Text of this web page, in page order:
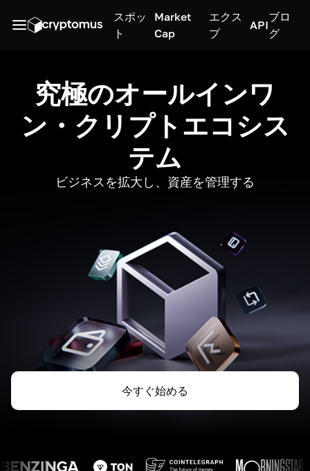
スポッ
ト
Market
Cap
エクス
プ
API
ブロ
グ
究極のオールインワ
ン・クリプトエコシス
テム
ビジネスを拡大し、資産を管理する
今すぐ始める